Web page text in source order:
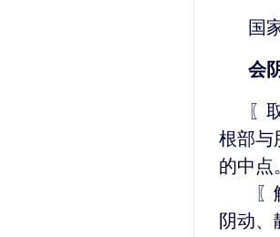
国
会
〖
根部与
的中点
〖解
阴动